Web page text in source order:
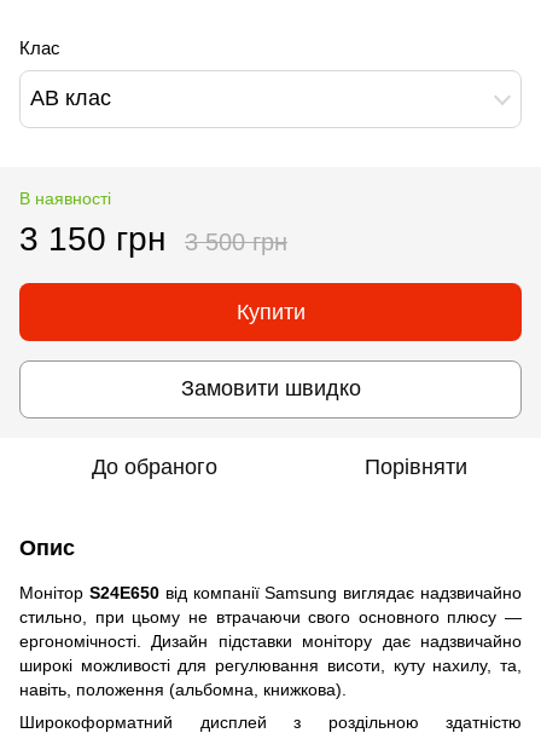
Клас
AB клас
В наявності
3 150 грн 3 500 грн
Купити
Замовити швидко
До обраного Порівняти
Опис
Монітор S24E650 від компанії Samsung виглядає надзвичайно
стильно, при цьому не втрачаючи свого основного плюсу —
ергономічності. Дизайн підставки монітору дає надзвичайно
широкі можливості для регулювання висоти, куту нахилу, та,
навіть, положення (альбомна, книжкова).
Широкоформатний дисплей з роздільною здатністю